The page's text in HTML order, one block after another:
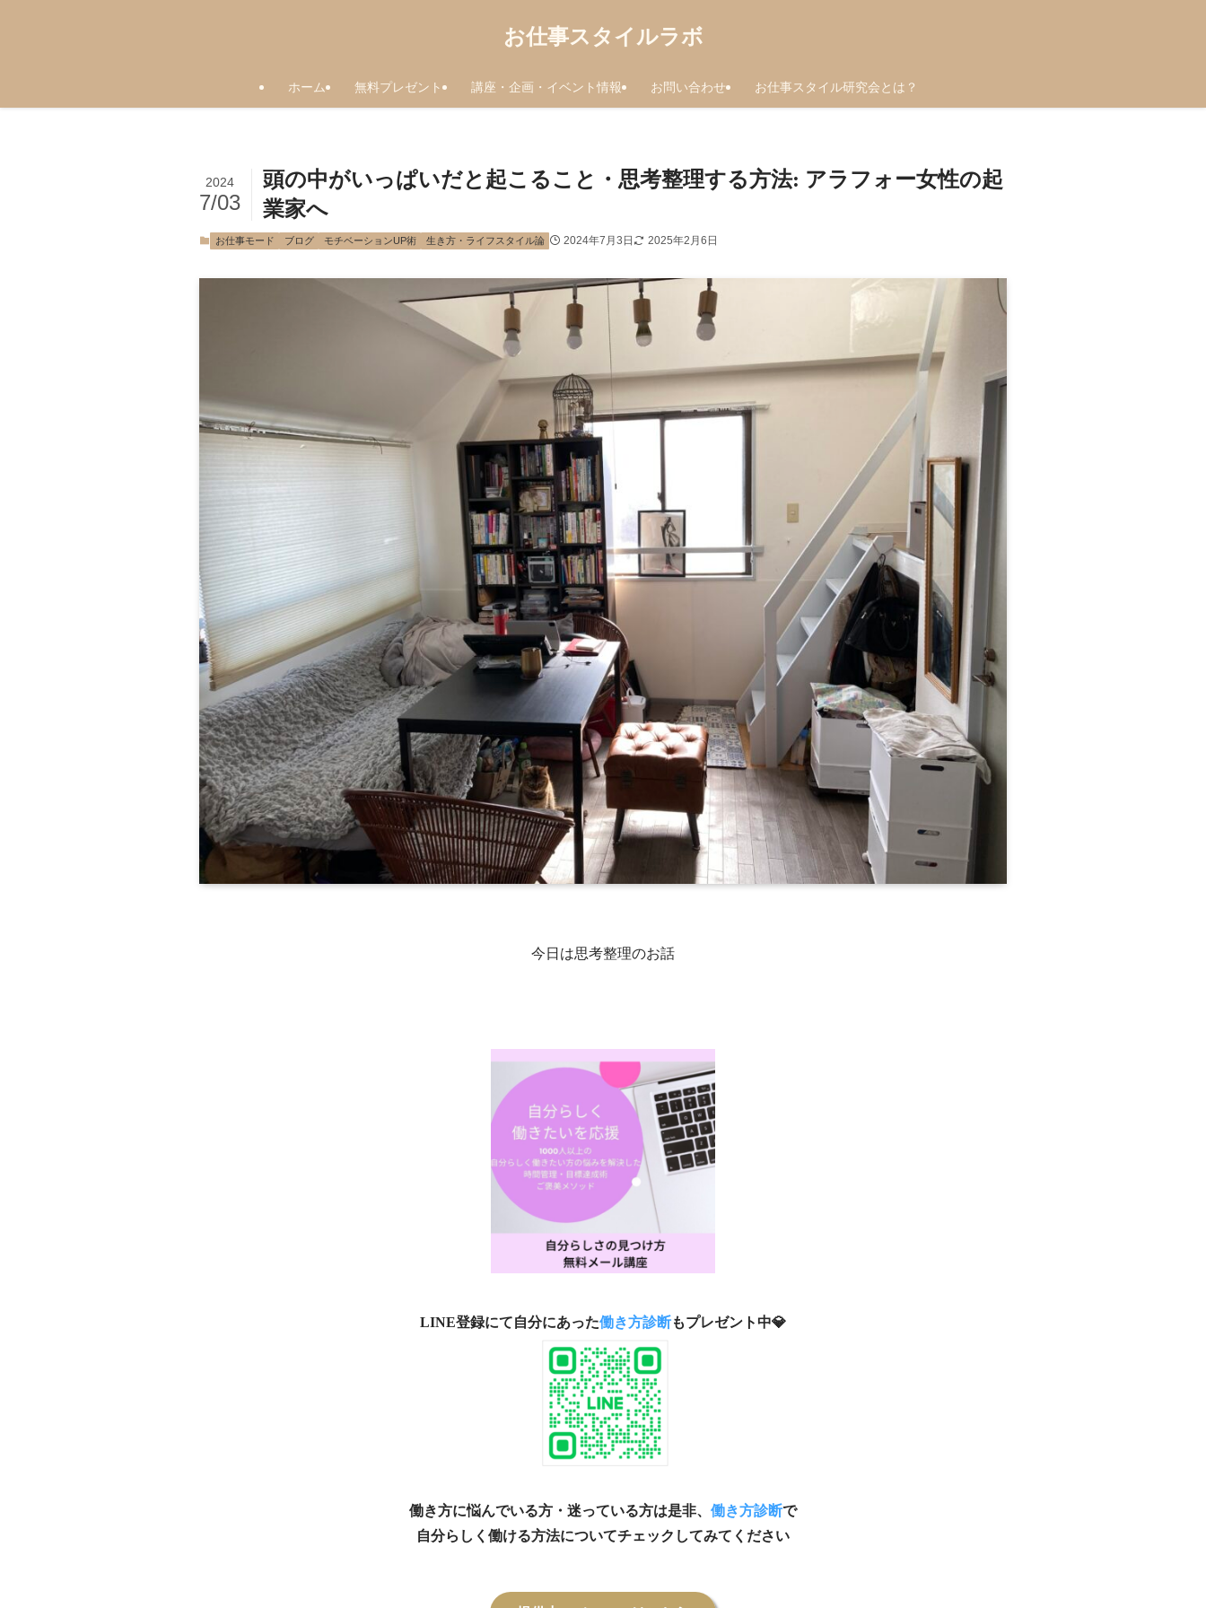
お仕事スタイルラボ
ホーム 無料プレゼント 講座・企画・イベント情報 お問い合わせ お仕事スタイル研究会とは？
頭の中がいっぱいだと起こること・思考整理する方法: アラフォー女性の起
業家へ
2024
7/03
お仕事モード ブログ モチベーションUP術 生き方・ライフスタイル論 2024年7月3日 2025年2月6日
今日は思考整理のお話
LINE登録にて自分にあった働き方診断もプレゼント中💎
働き方に悩んでいる方・迷っている方は是非、 働き方診断で
自分らしく働ける方法についてチェックしてみてください